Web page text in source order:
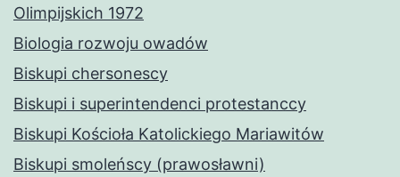
Olimpijskich 1972
Biologia rozwoju owadów
Biskupi chersonescy
Biskupi i superintendenci protestanccy
Biskupi Kościoła Katolickiego Mariawitów
Biskupi smoleńscy (prawosławni)